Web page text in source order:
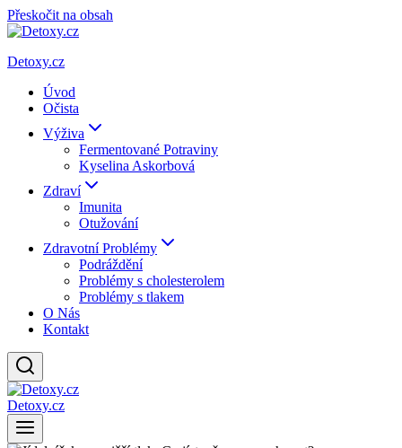
Přeskočit na obsah
Detoxy.cz
Úvod
Očista
Výživa
Fermentované Potraviny
Kyselina Askorbová
Zdraví
Imunita
Otužování
Zdravotní Problémy
Podráždění
Problémy s cholesterolem
Problémy s tlakem
O Nás
Kontakt
Detoxy.cz